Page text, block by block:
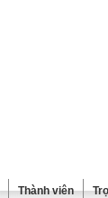
Thành viên